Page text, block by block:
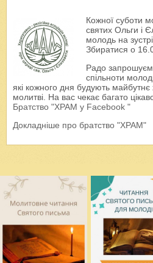
Кожної суботи
святих Ольги і
молодь на
Збиратися о
Радо
спільноти
які кожного дня будують
молитві. На вас чекає багато
Братство "ХРАМ у Facebook "
Докладніше про братство "ХРАМ"